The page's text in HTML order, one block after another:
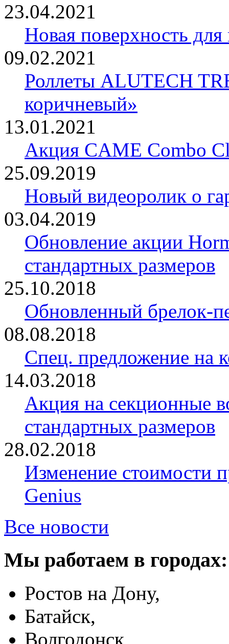
23.04.2021
Новая поверхность
09.02.2021
Роллеты ALUTECH
коричневый»
13.01.2021
Акция CAME Combo
25.09.2019
Новый видеоролик о
03.04.2019
Обновление акции
стандартных размеров
25.10.2018
Обновленный брелок-
08.08.2018
Спец. предложение на
14.03.2018
Акция на секционные
стандартных размеров
28.02.2018
Изменение стоимости
Genius
Все новости
Мы работаем в городах:
Ростов на Дону,
Батайск,
Волгодонск,